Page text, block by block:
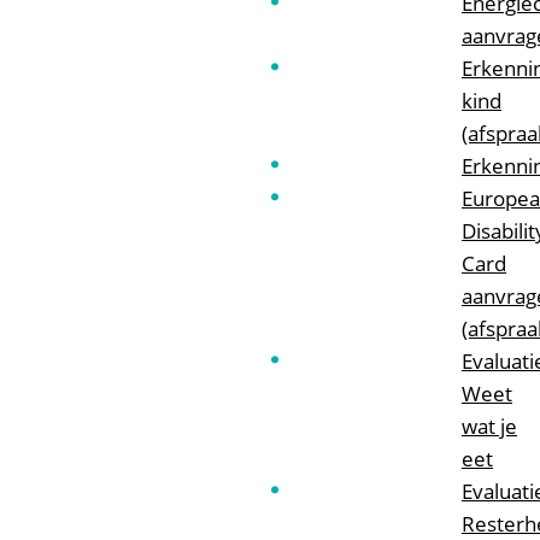
kind
Card
Weet
wat je
eet